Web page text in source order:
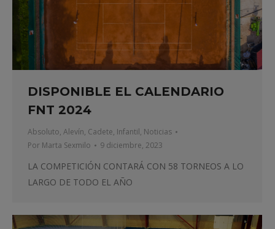
DISPONIBLE EL CALENDARIO
FNT 2024
Absoluto, Alevín, Cadete, Infantil, Noticias
Por Marta Sexmilo 9 diciembre, 2023
LA COMPETICIÓN CONTARÁ CON 58 TORNEOS A LO
LARGO DE TODO EL AÑO